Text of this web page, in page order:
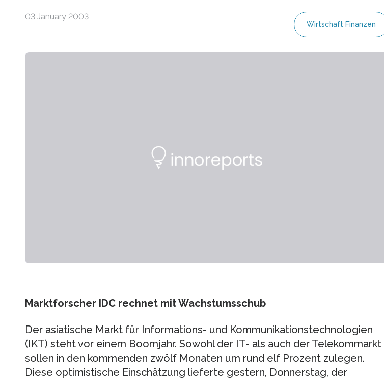
03 January 2003
Wirtschaft Finanzen
Marktforscher IDC rechnet mit Wachstumsschub
Der asiatische Markt für Informations- und Kommunikationstechnologien
(IKT) steht vor einem Boomjahr. Sowohl der IT- als auch der Telekommarkt
sollen in den kommenden zwölf Monaten um rund elf Prozent zulegen.
Diese optimistische Einschätzung lieferte gestern, Donnerstag, der